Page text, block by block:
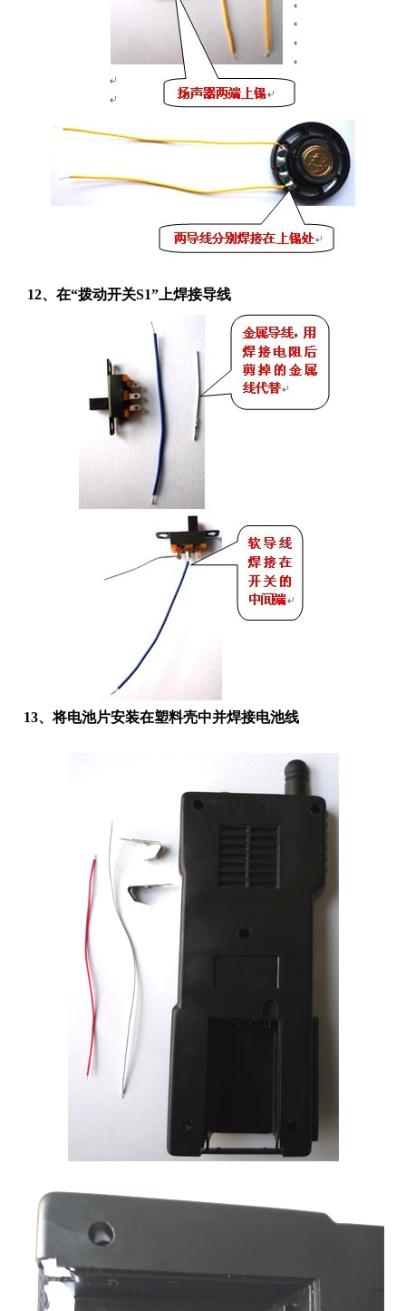
12、在“拨动开关S1”上焊接导线
13、将电池片安装在塑料壳中并焊接电池线